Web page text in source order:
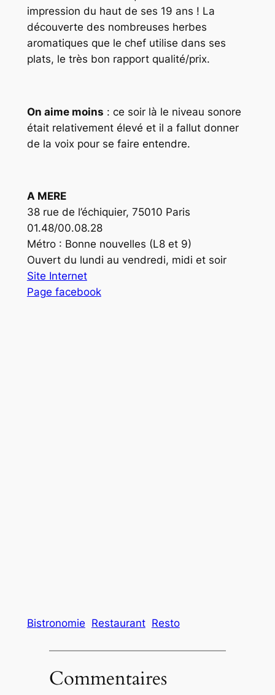
impression du haut de ses 19 ans ! La
découverte des nombreuses herbes
aromatiques que le chef utilise dans ses
plats, le très bon rapport qualité/prix.
On aime moins : ce soir là le niveau sonore
était relativement élevé et il a fallut donner
de la voix pour se faire entendre.
A MERE
38 rue de l’échiquier, 75010 Paris
01.48/00.08.28
Métro : Bonne nouvelles (L8 et 9)
Ouvert du lundi au vendredi, midi et soir
Site Internet
Page facebook
Bistronomie Restaurant Resto
Commentaires